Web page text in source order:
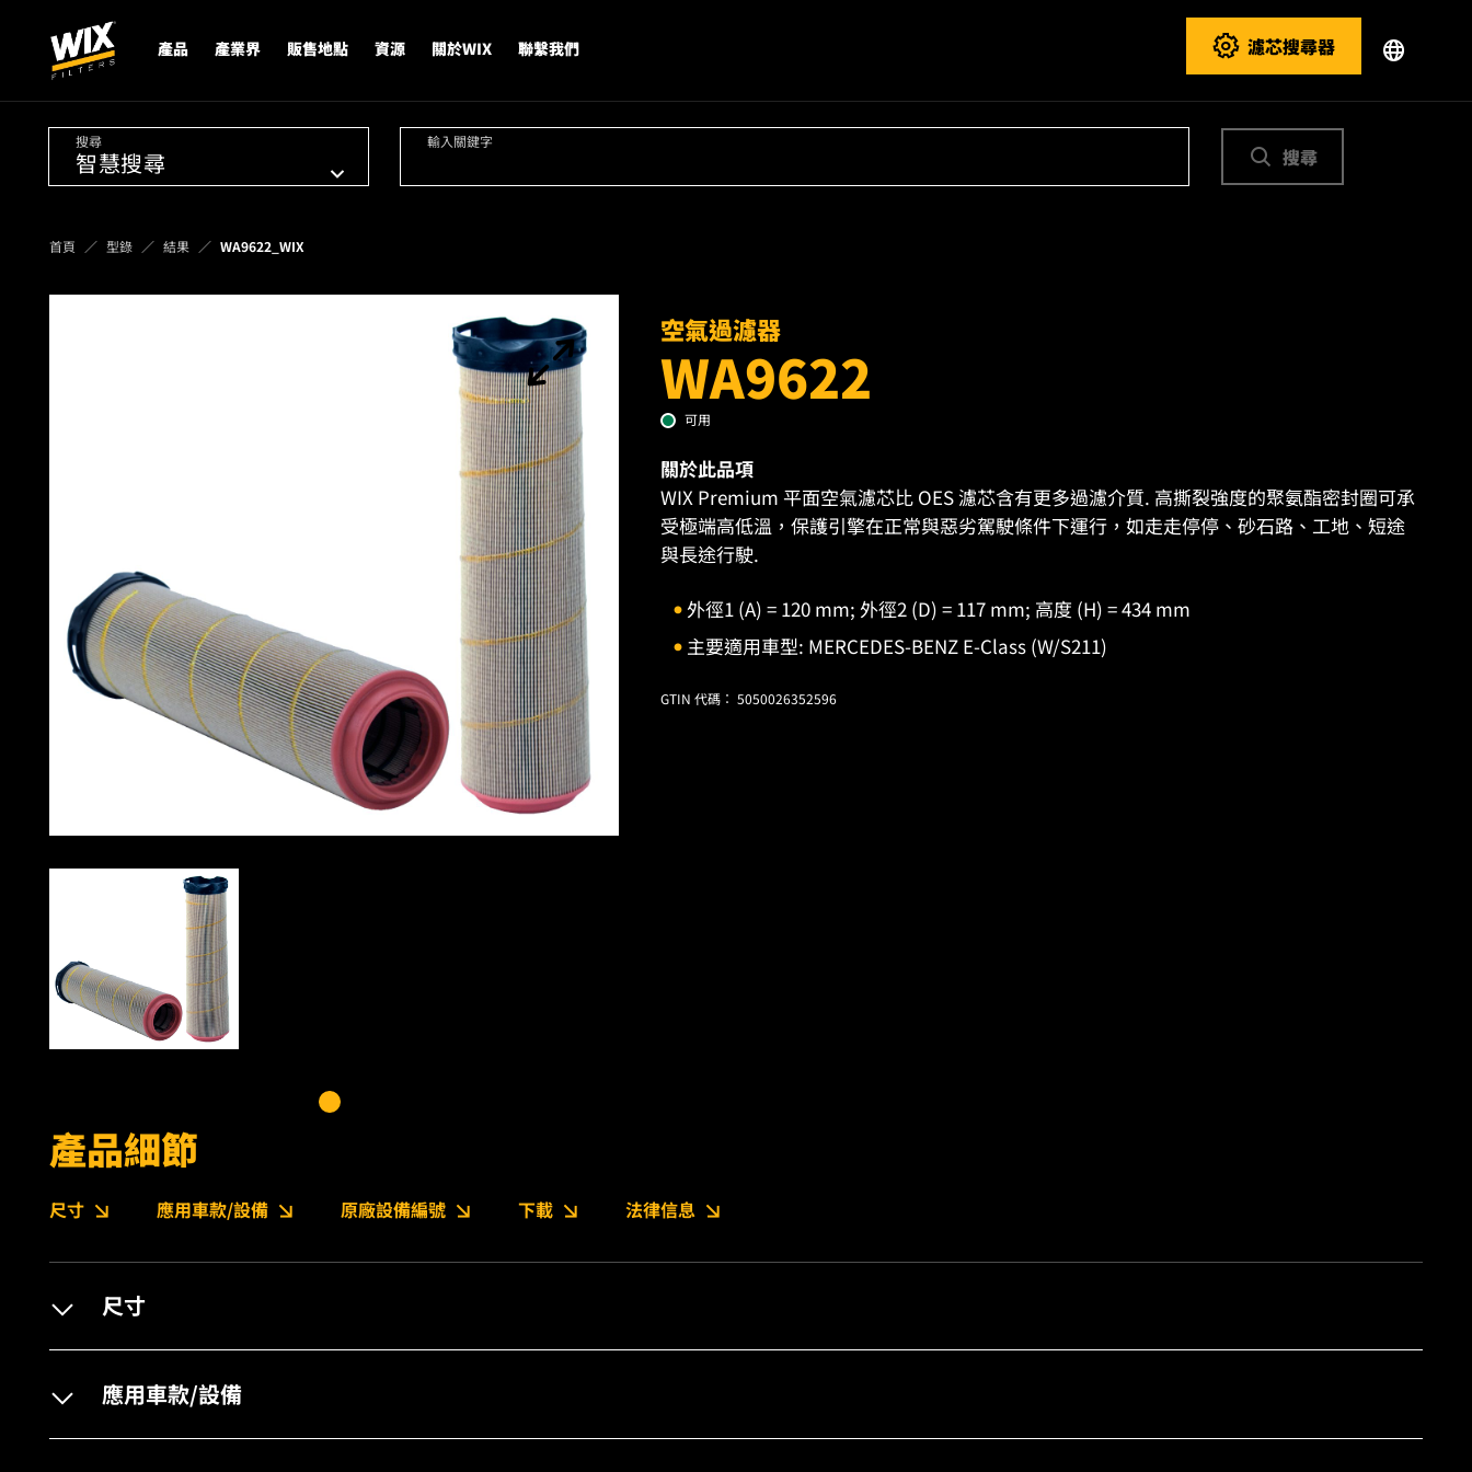
產品 產業界 販售地點 資源 關於WIX 聯繫我們 濾芯搜尋器
搜尋 輸入關鍵字
搜尋
首頁 型錄 結果 WA9622_WIX
空氣過濾器
WA9622
可用
關於此品項
WIX Premium 平面空氣濾芯比 OES 濾芯含有更多過濾介質. 高撕裂強度的聚氨酯密封圈可承
受極端高低溫，保護引擎在正常與惡劣駕駛條件下運行，如走走停停、砂石路、工地、短途
與長途行駛.
外徑1 (A) = 120 mm; 外徑2 (D) = 117 mm; 高度 (H) = 434 mm
主要適用車型: MERCEDES-BENZ E-Class (W/S211)
GTIN 代碼： 5050026352596
產品細節
尺寸 應用車款/設備 原廠設備編號 下載 法律信息
尺寸
應用車款/設備